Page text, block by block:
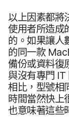
以上​因​素​都​將​
使用​者​所​造成​
的。​如果​讓​人​
的​同​一​款
備份​或​資料​復
與​沒有​專門 IT
相比，​型號​相
時間​當然​快上​
也​意​味著​這些​